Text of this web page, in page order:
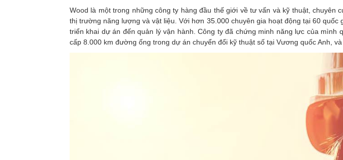
Wood là một trong những công ty hàng đầu thế giới về tư vấn và kỹ thuật,
thị trường năng lượng và vật liệu. Với hơn 35.000 chuyên gia hoạt động tại 60
triển khai dự án đến quản lý vận hành. Công ty đã chứng minh năng lực của
cấp 8.000 km đường ống trong dự án chuyển đổi kỹ thuật số tại Vương quốc Anh,